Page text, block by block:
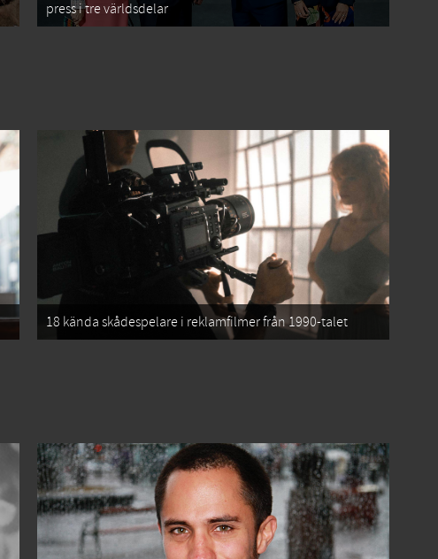
press i tre världsdelar
18 kända skådespelare i reklamfilmer från 1990-talet